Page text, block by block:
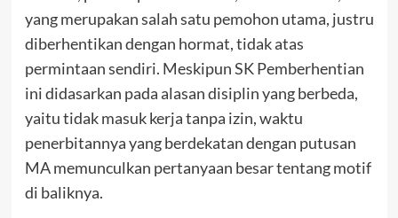
yang merupakan salah satu pemohon utama, justru
diberhentikan dengan hormat, tidak atas
permintaan sendiri. Meskipun SK Pemberhentian
ini didasarkan pada alasan disiplin yang berbeda,
yaitu tidak masuk kerja tanpa izin, waktu
penerbitannya yang berdekatan dengan putusan
MA memunculkan pertanyaan besar tentang motif
di baliknya.